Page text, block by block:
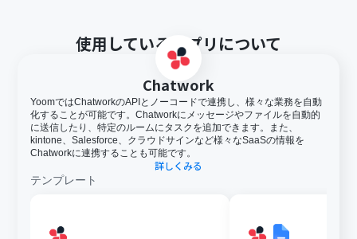
使用しているアプリについて
Chatwork
YoomではChatworkのAPIとノーコードで連携し、様々な業務を自動
化することが可能です。Chatworkにメッセージやファイルを自動的
に送信したり、特定のルームにタスクを追加できます。また、
kintone、Salesforce、クラウドサインなど様々なSaaSの情報を
Chatworkに連携することも可能です。
詳しくみる
テンプレート